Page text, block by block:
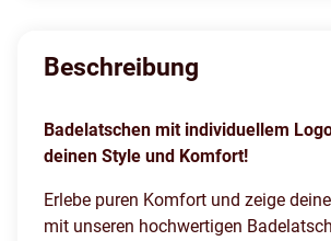
Beschreibung
Badelatschen mit individuellem
deinen Style und Komfort!
Erlebe puren Komfort und zeige
mit unseren hochwertigen